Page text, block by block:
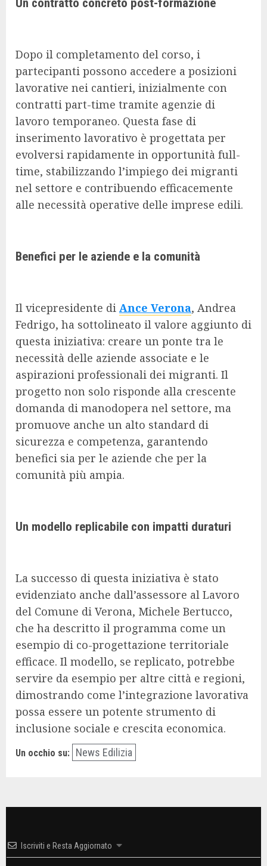
Dopo il completamento del corso, i
partecipanti possono accedere a posizioni
lavorative nei cantieri, inizialmente con
contratti part-time tramite agenzie di
lavoro temporaneo. Questa fase di
inserimento lavorativo è progettata per
evolversi rapidamente in opportunità full-
time, stabilizzando l’impiego dei migranti
nel settore e contribuendo efficacemente
alle necessità operative delle imprese edili.
Benefici per le aziende e la comunità
Il vicepresidente di Ance Verona, Andrea
Fedrigo, ha sottolineato il valore aggiunto di
questa iniziativa: creare un ponte tra le
necessità delle aziende associate e le
aspirazioni professionali dei migranti. Il
progetto non solo risponde alla crescente
domanda di manodopera nel settore, ma
promuove anche un alto standard di
sicurezza e competenza, garantendo
benefici sia per le aziende che per la
comunità più ampia.
Un modello replicabile con impatti duraturi
La successo di questa iniziativa è stato
evidenziato anche dall’assessore al Lavoro
del Comune di Verona, Michele Bertucco,
che ha descritto il programma come un
esempio di co-progettazione territoriale
efficace. Il modello, se replicato, potrebbe
servire da esempio per altre città e regioni,
dimostrando come l’integrazione lavorativa
possa essere un potente strumento di
inclusione sociale e crescita economica.
Un occhio su: News Edilizia
Iscriviti e Resta Aggiornato